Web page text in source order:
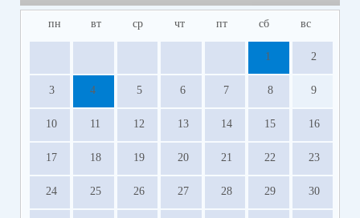
Обращаться по телефону 40-4-96 с 10-00 до 13-00
часов в рабочие дни.
пн вт ср чт пт сб вс
1 2
3 4 5 6 7 8 9
10 11 12 13 14 15 16
17 18 19 20 21 22 23
24 25 26 27 28 29 30